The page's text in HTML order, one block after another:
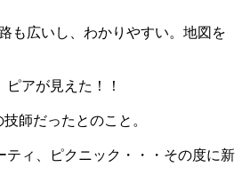
も広いし、わかりやすい。地図を
アが見えた！！
師だったとのこと。
ィ、ピクニック・・・その度に新